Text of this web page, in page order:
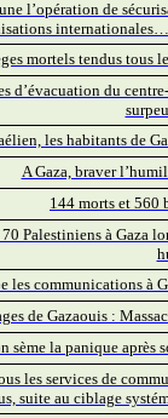
l’opération de
mortels tendus tous
d’évacuation du
les habitants de
A Gaza, braver
144 morts et 560
Palestiniens à Gaza
les communications à
de Gazaouis :
sème la panique après
les services de
suite au ciblage